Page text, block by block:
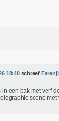
18:40 schreef Farenji
in een bak met verf
scene